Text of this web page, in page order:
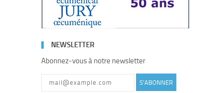
NEWSLETTER
Abonnez-vous à notre newsletter
S'ABONNER